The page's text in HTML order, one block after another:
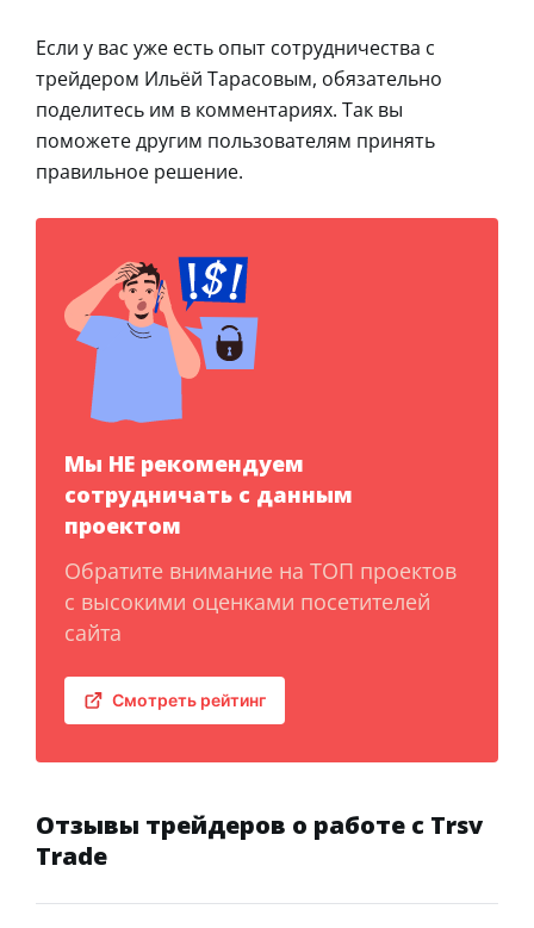
Если у вас уже есть опыт сотрудничества с
трейдером Ильёй Тарасовым, обязательно
поделитесь им в комментариях. Так вы
поможете другим пользователям принять
правильное решение.
Мы НЕ рекомендуем
сотрудничать с данным
проектом
Обратите внимание на ТОП проектов
с высокими оценками посетителей
сайта
Смотреть рейтинг
Отзывы трейдеров о работе с Trsv
Trade